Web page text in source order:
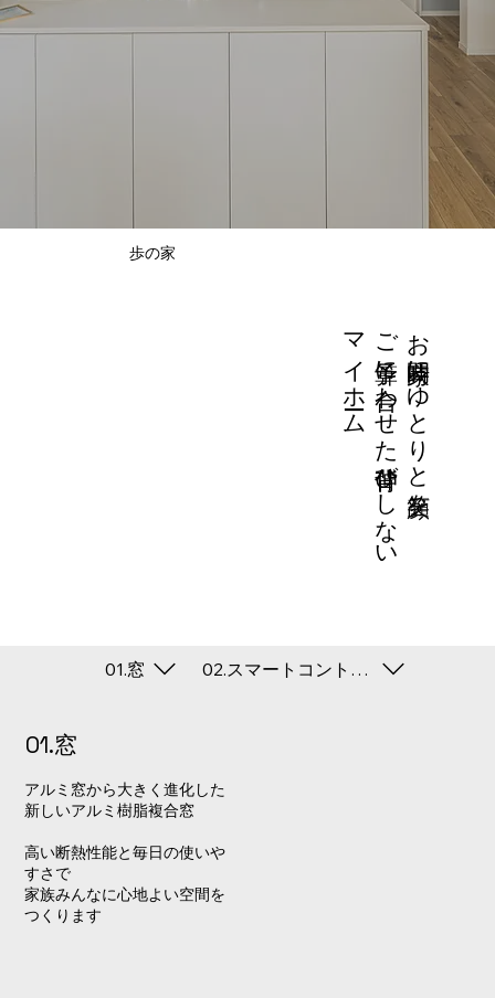
01.窓 02.スマートコントロールキー
歩の家
お家時間にゆとりと笑顔を
​ご予算に合わせた背伸びしない
マイホーム
01.窓
アルミ窓から大きく進化した
新しいアルミ樹脂複合窓
高い断熱性能と毎日の使いや
すさで
家族みんなに心地よい空間を
つくります